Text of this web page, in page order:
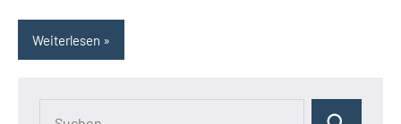
Weiterlesen